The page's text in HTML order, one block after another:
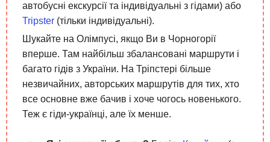
автобусні екскурсії та індивідуальні з гідами) або
Tripster (тільки індивідуальні).
Шукайте на Олімпусі, якщо Ви в Чорногорії
вперше. Там найбільш збалансовані маршрути і
багато гідів з України. На Тріпстері більше
незвичайних, авторських маршрутів для тих, хто
все основне вже бачив і хоче чогось новенького.
Теж є гіди-українці, але їх менше.